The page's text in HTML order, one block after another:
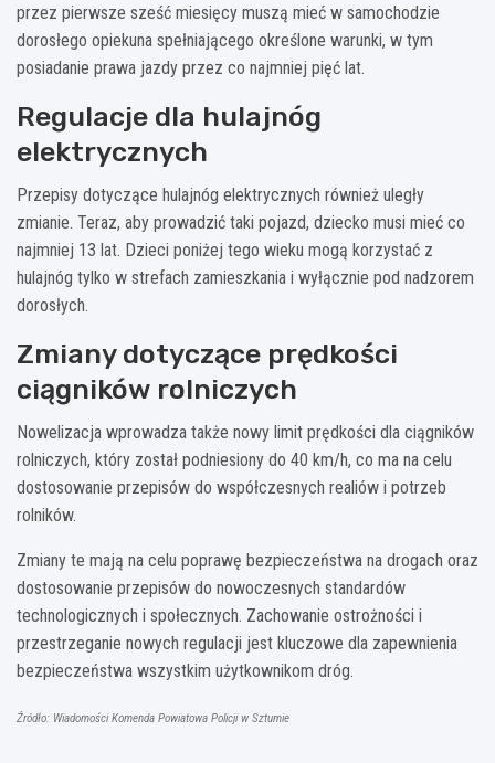
przez pierwsze sześć miesięcy muszą mieć w samochodzie
dorosłego opiekuna spełniającego określone warunki, w tym
posiadanie prawa jazdy przez co najmniej pięć lat.
Regulacje dla hulajnóg
elektrycznych
Przepisy dotyczące hulajnóg elektrycznych również uległy
zmianie. Teraz, aby prowadzić taki pojazd, dziecko musi mieć co
najmniej 13 lat. Dzieci poniżej tego wieku mogą korzystać z
hulajnóg tylko w strefach zamieszkania i wyłącznie pod nadzorem
dorosłych.
Zmiany dotyczące prędkości
ciągników rolniczych
Nowelizacja wprowadza także nowy limit prędkości dla ciągników
rolniczych, który został podniesiony do 40 km/h, co ma na celu
dostosowanie przepisów do współczesnych realiów i potrzeb
rolników.
Zmiany te mają na celu poprawę bezpieczeństwa na drogach oraz
dostosowanie przepisów do nowoczesnych standardów
technologicznych i społecznych. Zachowanie ostrożności i
przestrzeganie nowych regulacji jest kluczowe dla zapewnienia
bezpieczeństwa wszystkim użytkownikom dróg.
Źródło: Wiadomości Komenda Powiatowa Policji w Sztumie